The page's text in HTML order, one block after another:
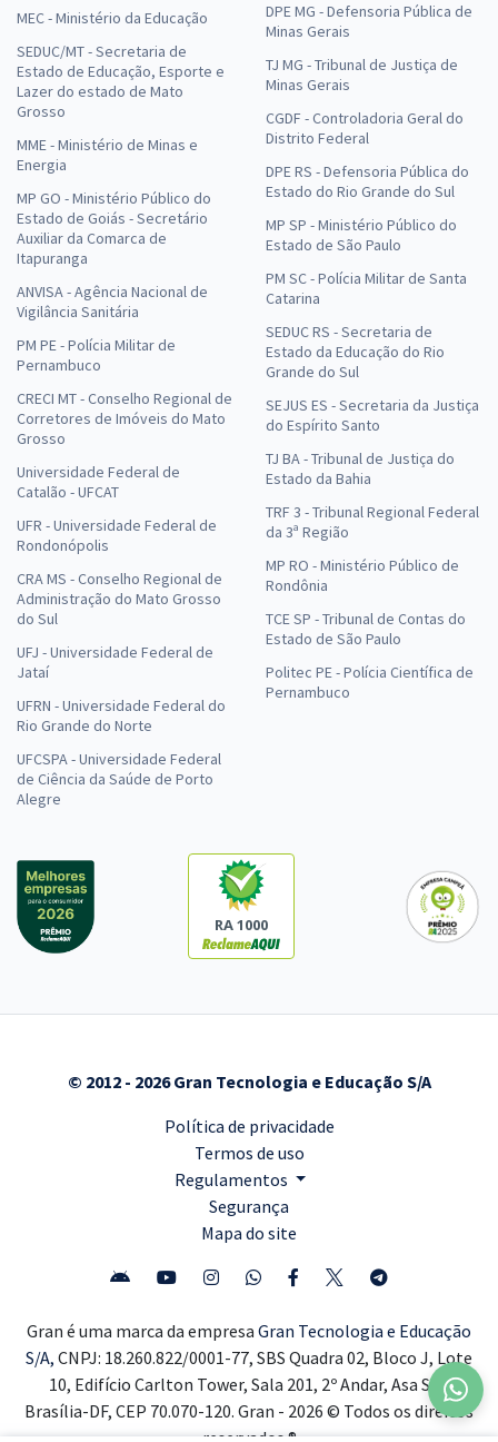
MEC - Ministério da Educação
SEDUC/MT - Secretaria de
Estado de Educação, Esporte e
Lazer do estado de Mato
Grosso
MME - Ministério de Minas e
Energia
MP GO - Ministério Público do
Estado de Goiás - Secretário
Auxiliar da Comarca de
Itapuranga
ANVISA - Agência Nacional de
Vigilância Sanitária
PM PE - Polícia Militar de
Pernambuco
CRECI MT - Conselho Regional de
Corretores de Imóveis do Mato
Grosso
Universidade Federal de
Catalão - UFCAT
UFR - Universidade Federal de
Rondonópolis
CRA MS - Conselho Regional de
Administração do Mato Grosso
do Sul
UFJ - Universidade Federal de
Jataí
UFRN - Universidade Federal do
Rio Grande do Norte
UFCSPA - Universidade Federal
de Ciência da Saúde de Porto
Alegre
DPE MG - Defensoria Pública de
Minas Gerais
TJ MG - Tribunal de Justiça de
Minas Gerais
CGDF - Controladoria Geral do
Distrito Federal
DPE RS - Defensoria Pública do
Estado do Rio Grande do Sul
MP SP - Ministério Público do
Estado de São Paulo
PM SC - Polícia Militar de Santa
Catarina
SEDUC RS - Secretaria de
Estado da Educação do Rio
Grande do Sul
SEJUS ES - Secretaria da Justiça
do Espírito Santo
TJ BA - Tribunal de Justiça do
Estado da Bahia
TRF 3 - Tribunal Regional Federal
da 3ª Região
MP RO - Ministério Público de
Rondônia
TCE SP - Tribunal de Contas do
Estado de São Paulo
Politec PE - Polícia Científica de
Pernambuco
RA 1000
© 2012 - 2026 Gran Tecnologia e Educação S/A
Política de privacidade
Termos de uso
Regulamentos
Segurança
Mapa do site
Gran é uma marca da empresa Gran Tecnologia e Educação
S/A, CNPJ: 18.260.822/0001-77, SBS Quadra 02, Bloco J, Lote
10, Edifício Carlton Tower, Sala 201, 2º Andar, Asa Sul,
Brasília-DF, CEP 70.070-120. Gran - 2026 © Todos os direitos
reservados ®